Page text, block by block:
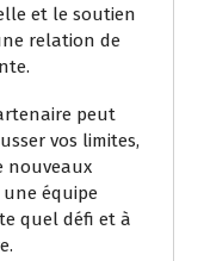
et le soutien
relation de
peut
vos limites,
nouveaux
une équipe
quel défi et à